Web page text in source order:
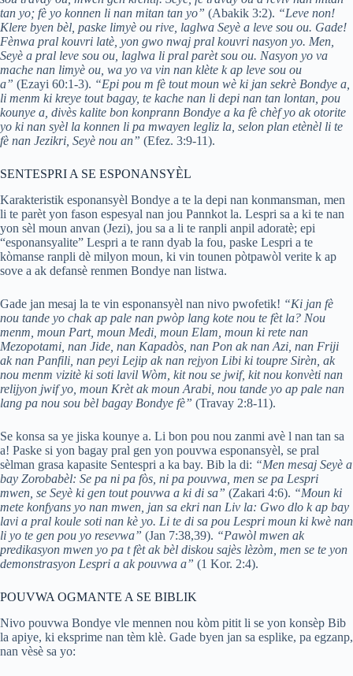
tan yo; fè yo konnen li nan mitan tan yo” (Abakik 3:2). “Leve non!
Klere byen bèl, paske limyè ou rive, laglwa Seyè a leve sou ou. Gade!
Fènwa pral kouvri latè, yon gwo nwaj pral kouvri nasyon yo. Men,
Seyè a pral leve sou ou, laglwa li pral parèt sou ou. Nasyon yo va
mache nan limyè ou, wa yo va vin nan klète k ap leve sou ou
a” (Ezayi 60:1-3). “Epi pou m fè tout moun wè ki jan sekrè Bondye a,
li menm ki kreye tout bagay, te kache nan li depi nan tan lontan, pou
kounye a, divès kalite bon konprann Bondye a ka fè chèf yo ak otorite
yo ki nan syèl la konnen li pa mwayen legliz la, selon plan etènèl li te
fè nan Jezikri, Seyè nou an” (Efez. 3:9-11).
SENTESPRI A SE ESPONANSYÈL
Karakteristik esponansyèl Bondye a te la depi nan konmansman, men
li te parèt yon fason espesyal nan jou Pannkot la. Lespri sa a ki te nan
yon sèl moun anvan (Jezi), jou sa a li te ranpli anpil adoratè; epi
“esponansyalite” Lespri a te rann dyab la fou, paske Lespri a te
kòmanse ranpli dè milyon moun, ki vin tounen pòtpawòl verite k ap
sove a ak defansè renmen Bondye nan listwa.
Gade jan mesaj la te vin esponansyèl nan nivo pwofetik! “Ki jan fè
nou tande yo chak ap pale nan pwòp lang kote nou te fèt la? Nou
menm, moun Part, moun Medi, moun Elam, moun ki rete nan
Mezopotami, nan Jide, nan Kapadòs, nan Pon ak nan Azi, nan Friji
ak nan Panfili, nan peyi Lejip ak nan rejyon Libi ki toupre Sirèn, ak
nou menm vizitè ki soti lavil Wòm, kit nou se jwif, kit nou konvèti nan
relijyon jwif yo, moun Krèt ak moun Arabi, nou tande yo ap pale nan
lang pa nou sou bèl bagay Bondye fè” (Travay 2:8-11).
Se konsa sa ye jiska kounye a. Li bon pou nou zanmi avè l nan tan sa
a! Paske si yon bagay pral gen yon pouvwa esponansyèl, se pral
sèlman grasa kapasite Sentespri a ka bay. Bib la di: “Men mesaj Seyè a
bay Zorobabèl: Se pa ni pa fòs, ni pa pouvwa, men se pa Lespri
mwen, se Seyè ki gen tout pouvwa a ki di sa” (Zakari 4:6). “Moun ki
mete konfyans yo nan mwen, jan sa ekri nan Liv la: Gwo dlo k ap bay
lavi a pral koule soti nan kè yo. Li te di sa pou Lespri moun ki kwè nan
li yo te gen pou yo resevwa” (Jan 7:38,39). “Pawòl mwen ak
predikasyon mwen yo pa t fèt ak bèl diskou sajès lèzòm, men se te yon
demonstrasyon Lespri a ak pouvwa a” (1 Kor. 2:4).
POUVWA OGMANTE A SE BIBLIK
Nivo pouvwa Bondye vle mennen nou kòm pitit li se yon konsèp Bib
la apiye, ki eksprime nan tèm klè. Gade byen jan sa esplike, pa egzanp,
nan vèsè sa yo: